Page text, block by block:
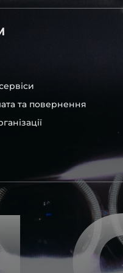
та унікальні.
офісі та оптовому
– на всіх
– для швидкої
будь-які
і пару чи комплект.
перевіряють та
та повернення